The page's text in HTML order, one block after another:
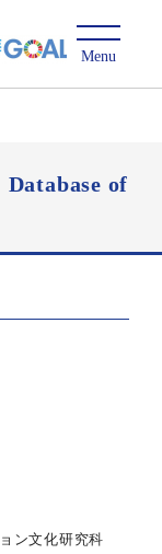
Database of
ン文化研究科